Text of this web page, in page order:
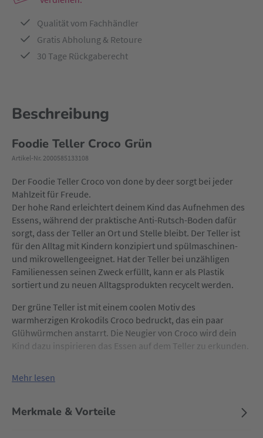
Qualität vom Fachhändler
Gratis Abholung & Retoure
30 Tage Rückgaberecht
Beschreibung
Foodie Teller Croco Grün
Artikel-Nr. 2000585133108
Der Foodie Teller Croco von done by deer sorgt bei jeder
Mahlzeit für Freude.
Der hohe Rand erleichtert deinem Kind das Aufnehmen des
Essens, während der praktische Anti-Rutsch-Boden dafür
sorgt, dass der Teller an Ort und Stelle bleibt. Der Teller ist
für den Alltag mit Kindern konzipiert und spülmaschinen-
und mikrowellengeeignet. Hat der Teller bei unzähligen
Familienessen seinen Zweck erfüllt, kann er als Plastik
sortiert und zu neuen Alltagsprodukten recycelt werden.
Der grüne Teller ist mit einem coolen Motiv des
warmherzigen Krokodils Croco bedruckt, das ein paar
Glühwürmchen anstarrt. Die Neugier von Croco wird dein
Kind dazu inspirieren das Essen auf dem Teller zu erkunden.
Mehr lesen
Merkmale & Vorteile